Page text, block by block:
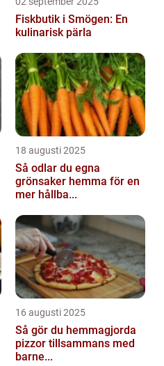
Fiskbutik i Smögen: En
kulinarisk pärla
18 augusti 2025
Så odlar du egna
grönsaker hemma för en
mer hållba...
16 augusti 2025
Så gör du hemmagjorda
pizzor tillsammans med
barne...